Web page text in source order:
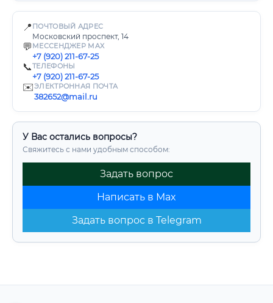
📍 ПОЧТОВЫЙ АДРЕС
Московский проспект, 14
💬 МЕССЕНДЖЕР MAX
+7 (920) 211-67-25
📞ТЕЛЕФОНЫ
+7 (920) 211-67-25
✉️ЭЛЕКТРОННАЯ ПОЧТА
382652@mail.ru
У Вас остались вопросы?
Свяжитесь с нами удобным способом:
Задать вопрос
Написать в Max
Задать вопрос в Telegram